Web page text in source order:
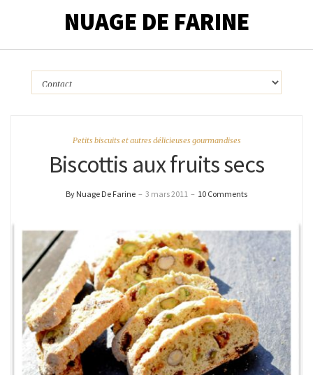
NUAGE DE FARINE
Petits biscuits et autres délicieuses gourmandises
Biscottis aux fruits secs
By Nuage De Farine – 3 mars 2011 – 10 Comments